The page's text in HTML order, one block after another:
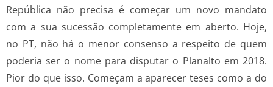
República não precisa é começar um novo mandato
com a sua sucessão completamente em aberto. Hoje,
no PT, não há o menor consenso a respeito de quem
poderia ser o nome para disputar o Planalto em 2018.
Pior do que isso. Começam a aparecer teses como a do